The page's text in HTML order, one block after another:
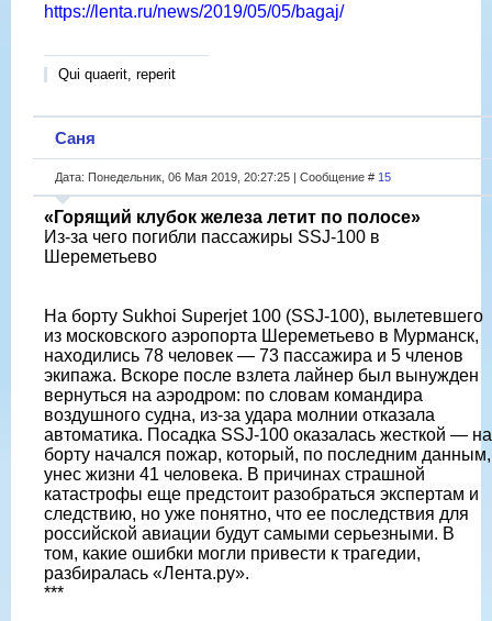
https://lenta.ru/news/2019/05/05/bagaj/
Qui quaerit, reperit
Саня
Дата: Понедельник, 06 Мая 2019, 20:27:25 | Сообщение # 15
«Горящий клубок железа летит по полосе»
Из-за чего погибли пассажиры SSJ-100 в
Шереметьево
На борту Sukhoi Superjet 100 (SSJ-100), вылетевшего
из московского аэропорта Шереметьево в Мурманск,
находились 78 человек — 73 пассажира и 5 членов
экипажа. Вскоре после взлета лайнер был вынужден
вернуться на аэродром: по словам командира
воздушного судна, из-за удара молнии отказала
автоматика. Посадка SSJ-100 оказалась жесткой — на
борту начался пожар, который, по последним данным,
унес жизни 41 человека. В причинах страшной
катастрофы еще предстоит разобраться экспертам и
следствию, но уже понятно, что ее последствия для
российской авиации будут самыми серьезными. В
том, какие ошибки могли привести к трагедии,
разбиралась «Лента.ру».
***